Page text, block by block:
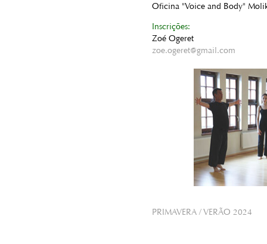
Oficina "Voice and Body"
Inscrições:
Zoé Ogeret
zoe.ogeret@gmail.com
PRIMAVERA / VERÃO 2024